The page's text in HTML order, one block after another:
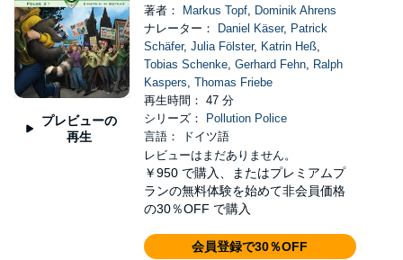
プレビューの
再生
著者： Markus Topf, Dominik Ahrens
ナレーター：
Daniel Käser, Patrick
Schäfer, Julia Fölster, Katrin Heß,
Tobias Schenke, Gerhard Fehn, Ralph
Kaspers, Thomas Friebe
再生時間： 47 分
シリーズ：
Pollution Police
言語： ドイツ語
レビューはまだありません。
￥950 で購入、またはプレミアムプ
ランの無料体験を始めて非会員価格
の30％OFF で購入
会員登録で30％OFF